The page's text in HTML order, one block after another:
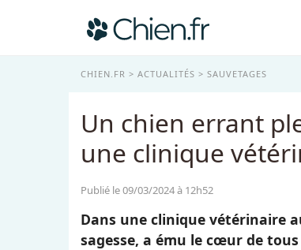
CHIEN.FR ACTUALITÉS SAUVETAGES
Un chien errant
une clinique
Publié le 09/03/2024 à 12h52
Dans une clinique vétérinaire
sagesse, a ému le cœur de